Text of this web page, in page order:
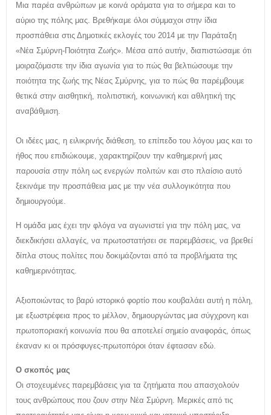
Μια παρέα ανθρώπων με κοινά οράματα για το σήμερα και το
αύριο της πόλης μας. Βρεθήκαμε όλοι σύμμαχοι στην ίδια
προσπάθεια στις Δημοτικές εκλογές του 2014 με την Παράταξη
«Νέα Σμύρνη-Ποιότητα Ζωής». Μέσα από αυτήν, διαπιστώσαμε ότι
μοιραζόμαστε την ίδια αγωνία για το πώς θα βελτιώσουμε την
ποιότητα της ζωής της Νέας Σμύρνης, για το πώς θα παρέμβουμε
θετικά στην αισθητική, πολιτιστική, κοινωνική και αθλητική της
αναβάθμιση.
Οι ιδέες μας, η ειλικρινής διάθεση, το επίπεδο του λόγου μας και το
ήθος που επιδιώκουμε, χαρακτηρίζουν την καθημερινή μας
παρουσία στην πόλη ως ενεργών πολιτών και στο πλαίσιο αυτό
ξεκινάμε την προσπάθεια μας με την νέα συλλογικότητα που
δημιουργούμε.
Η ομάδα μας έχει την φλόγα να αγωνιστεί για την πόλη μας, να
διεκδικήσει αλλαγές, να πρωτοστατήσει σε παρεμβάσεις, να βρεθεί
δίπλα στους πολίτες που δοκιμάζονται από τα προβλήματα της
καθημερινότητας.
Αξιοποιώντας το βαρύ ιστορικό φορτίο που κουβαλάει αυτή η πόλη,
με εξωστρέφεια προς το μέλλον, δημιουργώντας μια σύγχρονη και
πρωτοποριακή κοινωνία που θα αποτελεί σημείο αναφοράς, όπως
έκαναν κι οι πρόσφυγες-πρωτοπόροι όταν έφτασαν εδώ.
Ο σκοπός μας
Οι στοχευμένες παρεμβάσεις για τα ζητήματα που απασχολούν
τους ανθρώπους που ζουν στην Νέα Σμύρνη. Μερικές από τις